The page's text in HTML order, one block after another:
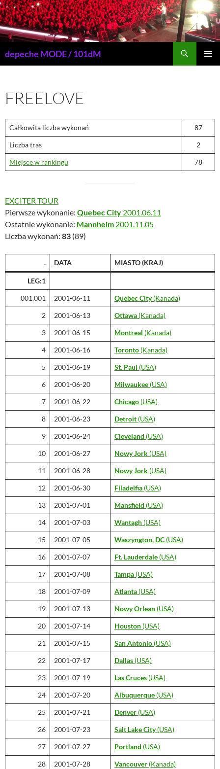
Przejdź
do
treści
depeche MODE / 101dM
FREELOVE
Całkowita liczba wykonań 87
Liczba tras 2
Miejsce w rankingu 78
EXCITER TOUR
Pierwsze wykonanie: Quebec City 2001.06.11
Ostatnie wykonanie: Mannheim 2001.11.05
Liczba wykonań: 83 (89)
. DATA MIASTO(KRAJ)
LEG:1
001.001 2001-06-11 Quebec City(Kanada)
2 2001-06-13 Ottawa (Kanada)
3 2001-06-15 Montreal (Kanada)
4 2001-06-16 Toronto (Kanada)
5 2001-06-19 St. Paul (USA)
6 2001-06-20 Milwaukee (USA)
7 2001-06-22 Chicago (USA)
8 2001-06-23 Detroit (USA)
9 2001-06-24 Cleveland (USA)
10 2001-06-27 Nowy Jork (USA)
11 2001-06-28 Nowy Jork (USA)
12 2001-06-30 Filadelfia (USA)
13 2001-07-01 Mansfield (USA)
14 2001-07-03 Wantagh (USA)
15 2001-07-05 Waszyngton, DC (USA)
16 2001-07-07 Ft. Lauderdale (USA)
17 2001-07-08 Tampa (USA)
18 2001-07-09 Atlanta (USA)
19 2001-07-13 Nowy Orlean (USA)
20 2001-07-14 Houston (USA)
21 2001-07-15 San Antonio (USA)
22 2001-07-17 Dallas (USA)
23 2001-07-19 Las Cruces (USA)
24 2001-07-20 Albuquerque (USA)
25 2001-07-21 Denver (USA)
26 2001-07-23 Salt Lake City(USA)
27 2001-07-27 Portland (USA)
28 2001-07-28 Vancouver (Kanada)